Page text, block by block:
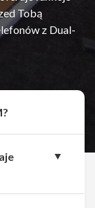
Tobą
z Dual-